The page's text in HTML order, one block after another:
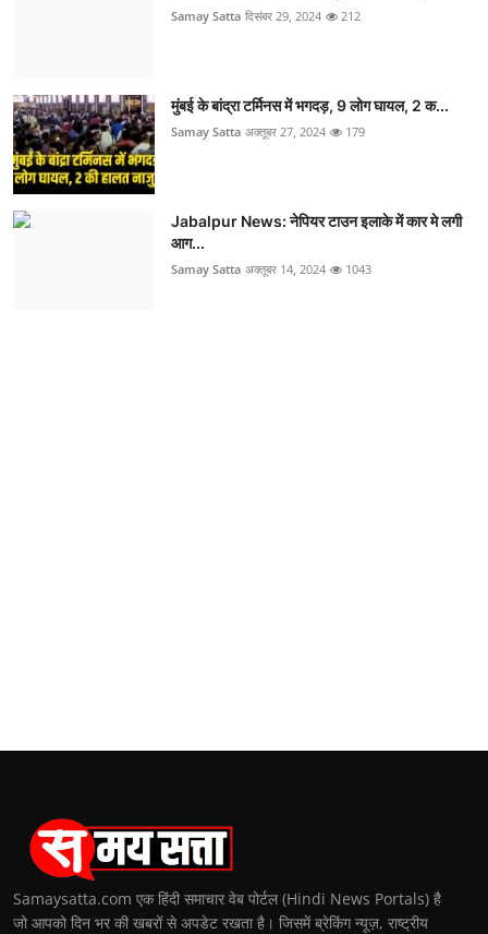
Samay Satta दिसंबर 29, 2024 212
मुंबई के बांद्रा टर्मिनस में भगदड़, 9 लोग घायल, 2 क...
Samay Satta अक्तूबर 27, 2024 179
Jabalpur News: नेपियर टाउन इलाके में कार मे लगी
आग...
Samay Satta अक्तूबर 14, 2024 1043
Samaysatta.com एक हिंदी समाचार वेब पोर्टल (Hindi News Portals) है
जो आपको दिन भर की खबरों से अपडेट रखता है। जिसमें ब्रेकिंग न्यूज़, राष्ट्रीय